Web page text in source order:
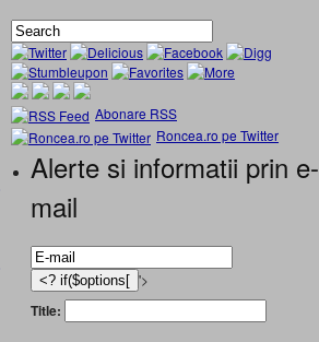
Abonare RSS
Roncea.ro pe Twitter
Alerte si informatii prin e-
mail
'>
Title: